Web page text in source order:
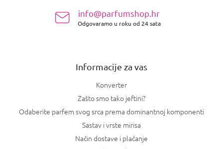
info@parfumshop.hr
Odgovaramo u roku od 24 sata
Informacije za vas
Konverter
Zašto smo tako jeftini?
Odaberite parfem svog srca prema dominantnoj komponenti
Sastav i vrste mirisa
Način dostave i plaćanje